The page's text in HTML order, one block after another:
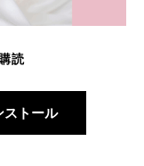
読
ストール